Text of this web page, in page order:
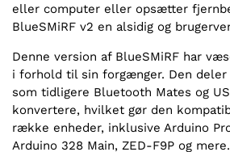
eller computer eller opsætter
BlueSMiRF v2 en alsidig og
Denne version af BlueSMiRF har
i forhold til sin forgænger. Den deler
som tidligere Bluetooth Mates og
konvertere, hvilket gør den
række enheder, inklusive Arduino
Arduino 328 Main, ZED-F9P og